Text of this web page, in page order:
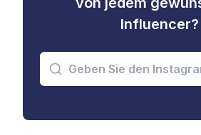
Influencer?